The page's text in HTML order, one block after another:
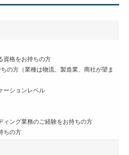
資格をお持ちの方
の方（業種は物流、製造業、商社が望ま
ーションレベル
ィング業務のご経験をお持ちの方
ちの方